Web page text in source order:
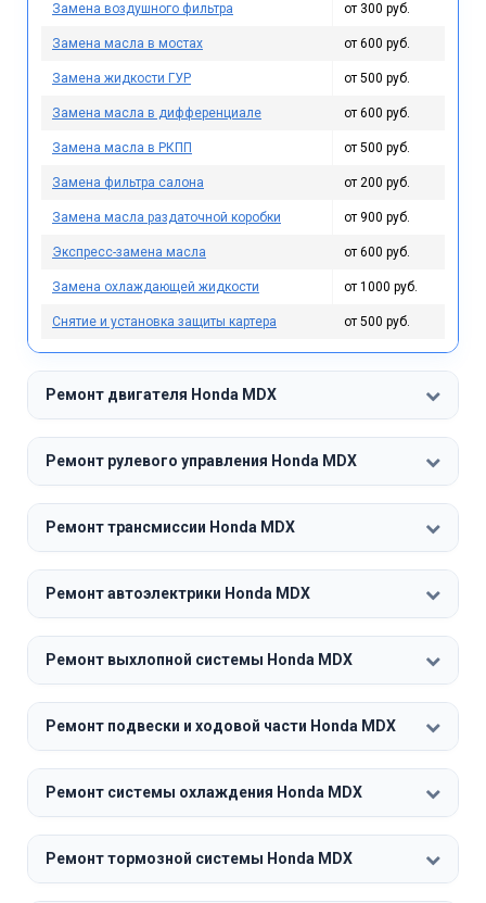
Замена воздушного фильтра от 300 руб.
Замена масла в мостах от 600 руб.
Замена жидкости ГУР от 500 руб.
Замена масла в дифференциале от 600 руб.
Замена масла в РКПП от 500 руб.
Замена фильтра салона от 200 руб.
Замена масла раздаточной коробки от 900 руб.
Экспресс-замена масла от 600 руб.
Замена охлаждающей жидкости от 1000 руб.
Снятие и установка защиты картера от 500 руб.
Ремонт двигателя Honda MDX
Ремонт рулевого управления Honda MDX
Ремонт трансмиссии Honda MDX
Ремонт автоэлектрики Honda MDX
Ремонт выхлопной системы Honda MDX
Ремонт подвески и ходовой части Honda MDX
Ремонт системы охлаждения Honda MDX
Ремонт тормозной системы Honda MDX